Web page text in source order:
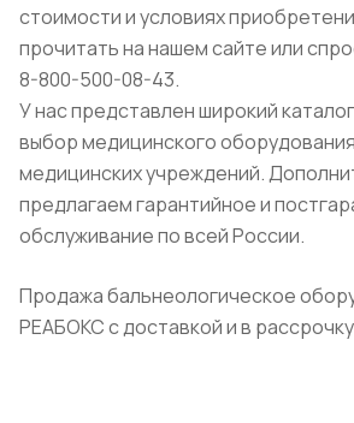
стоимости и условиях
прочитать на нашем сайте или
8-800-500-08-43.
У нас представлен широкий
выбор медицинского
медицинских учреждений.
предлагаем гарантийное и
обслуживание по всей России.
Продажа бальнеологическое
РЕАБОКС с доставкой и в